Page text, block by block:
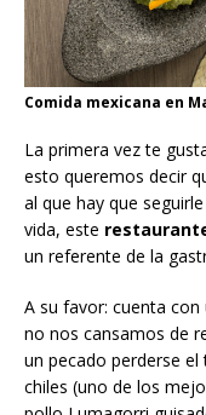
Comida mexicana en
La primera vez te
esto queremos decir
al que hay que
vida, este
un referente de la
A su favor: cuenta
no nos cansamos de
un pecado perderse
chiles (uno de los